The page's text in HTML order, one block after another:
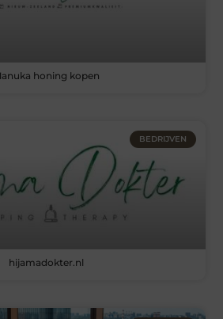
honing kopen
BEDRIJVEN
hijamadokter.nl